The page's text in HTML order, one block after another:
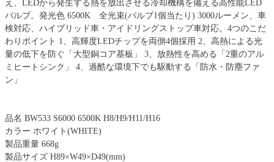
え、LEDから発生する熱を放出させる冷却機構を備える高性能LED
バルブ。発光色 6500K 全光束(バルブ1個当たり) 3000ルーメン、車
検対応、ハイブリッド車・アイドリングストップ車対応。4つのこだ
わりポイント 1、高輝度LEDチップを両側4個採用 2、高熱による光
量の低下を防ぐ「大型銅コア基板」 3、放熱性を高める「2重のアル
ミヒートシンク」 4、過酷な環境下でも駆動する「防水・防塵ファ
ン」
品名 BW533 S6000 6500K H8/H9/H11/H16
カラー ホワイト(WHITE)
製品重量 668g
製品サイズ H89×W49×D49(mm)